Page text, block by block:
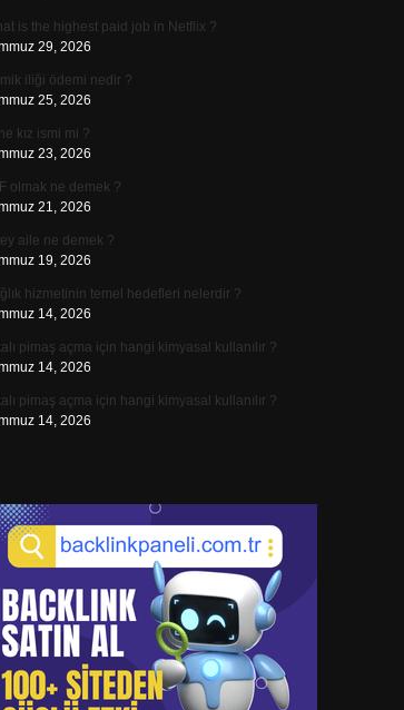
is the highest paid job in Netflix ?
29, 2026
iliği ödemi nedir ?
25, 2026
kız ismi mi ?
23, 2026
olmak ne demek ?
21, 2026
aile ne demek ?
19, 2026
hizmetinin temel hedefleri nelerdir ?
14, 2026
pimaş açma için hangi kimyasal kullanılır ?
14, 2026
pimaş açma için hangi kimyasal kullanılır ?
14, 2026